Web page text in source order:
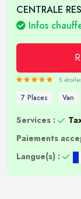
CENTRALE
Infos
5
7 Places Van
Services :
Paiements
Langue(s) :